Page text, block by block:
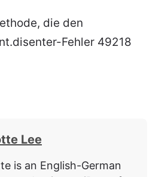
die den
Fehler 49218
Lee
is an English-German